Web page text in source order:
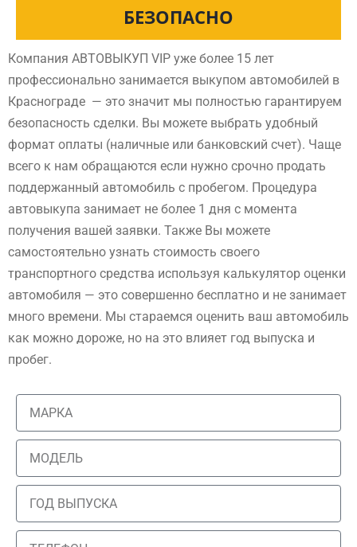
БЕЗОПАСНО
Компания АВТОВЫКУП VIP уже более 15 лет
профессионально занимается выкупом автомобилей в
Краснограде — это значит мы полностью гарантируем
безопасность сделки. Вы можете выбрать удобный
формат оплаты (наличные или банковский счет). Чаще
всего к нам обращаются если нужно срочно продать
поддержанный автомобиль с пробегом. Процедура
автовыкупа занимает не более 1 дня с момента
получения вашей заявки. Также Вы можете
самостоятельно узнать стоимость своего
транспортного средства используя калькулятор оценки
автомобиля — это совершенно бесплатно и не занимает
много времени. Мы стараемся оценить ваш автомобиль
как можно дороже, но на это влияет год выпуска и
пробег.